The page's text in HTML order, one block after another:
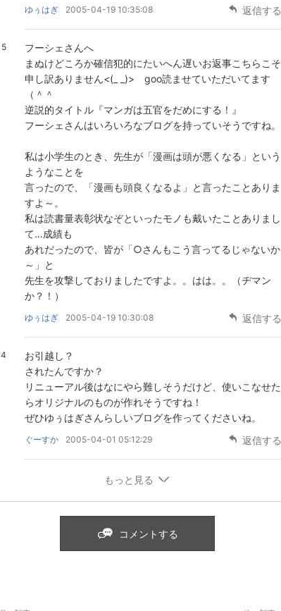
ゆぅはぎ 2005-04-19 10:35:08 返信する
5
フーシェさんへ
まぬけどころか確信犯的にたいへん遅いお返事こちらこそ
申し訳ありません<(_ _)> goo読ませていただいてます
（＾＾
逆説的タイトル『マンガは五官をだめにする！』
フーシェさんはいろいろなブログを持っていそうですね。
私は小学生のとき、先生が「漫画は頭が悪くなる」という
ようなことを
言ったので、「漫画も頭良くなるよ」と言ったことありま
すよ～。
私は読書量表彰状なぞといったモノも戴いたことありまし
て…成績も
あれだったので、皆が「○さんもこう言ってるじゃないか
～」と
先生を攻撃しておりましたですよ。。はは。。（ヂマン
か？！）
ゆぅはぎ 2005-04-19 10:30:08 返信する
4
お引越し？
されたんですか？
リニューアル後はなにやら難しそうだけど、使いこなせた
らオリジナルのものが作れそうですね！
ぜひゆぅはぎさんらしいブログを作ってくださいね。
ぐーすか 2005-04-01 05:12:29 返信する
もっと見る
コメントする